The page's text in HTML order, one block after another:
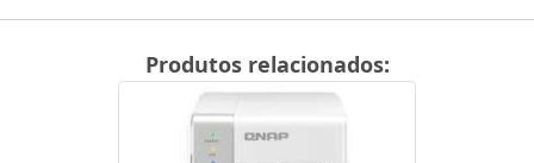
Produtos relacionados: